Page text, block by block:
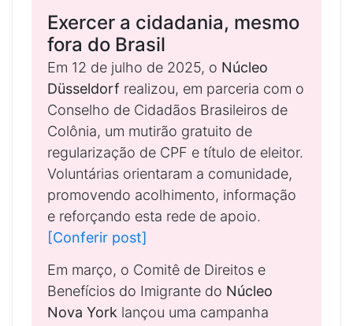
Exercer a cidadania, mesmo
fora do Brasil
Em 12 de julho de 2025, o Núcleo
Düsseldorf realizou, em parceria com o
Conselho de Cidadãos Brasileiros de
Colônia, um mutirão gratuito de
regularização de CPF e título de eleitor.
Voluntárias orientaram a comunidade,
promovendo acolhimento, informação
e reforçando esta rede de apoio.
[Conferir post]
Em março, o Comitê de Direitos e
Benefícios do Imigrante do Núcleo
Nova York lançou uma campanha